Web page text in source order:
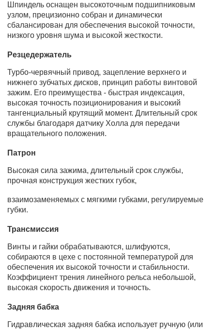
Шпиндель оснащен высокоточным подшипниковым
узлом, прецизионно собран и динамически
сбалансирован для обеспечения высокой точности,
низкого уровня шума и высокой жесткости.
Резцедержатель
Турбо-червячный привод, зацепление верхнего и
нижнего зубчатых дисков, принцип работы винтовой
зажим. Его преимущества - быстрая индексация,
высокая точность позиционирования и высокий
тангенциальный крутящий момент. Длительный срок
службы благодаря датчику Холла для передачи
вращательного положения.
Патрон
Высокая сила зажима, длительный срок службы,
прочная конструкция жестких губок,
взаимозаменяемых с мягкими губками, регулируемые
губки.
Трансмиссия
Винты и гайки обрабатываются, шлифуются,
собираются в цехе с постоянной температурой для
обеспечения их высокой точности и стабильности.
Коэффициент трения линейного рельса небольшой,
высокая скорость движения и точность.
Задняя бабка
Гидравлическая задняя бабка использует ручную (или